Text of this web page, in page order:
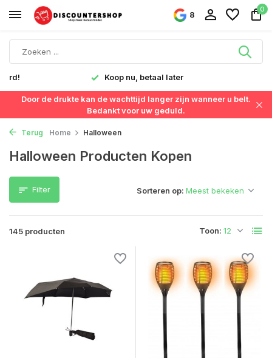
8
0
Snelle levering in Nederland & België
Door de drukte kan de wachttijd langer zijn wanneer u belt.
Bedankt voor uw geduld.
Terug Home Halloween
Halloween Producten Kopen
Filter
145 producten Toon:
Sorteren op: